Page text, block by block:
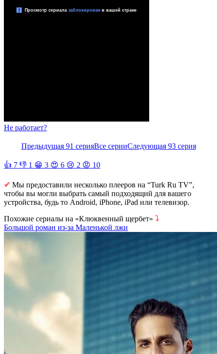
Не работает?
Предыдущая 91 серияВсе серииСледующая 93 серия
👍 7 👎 1 😁 3 😍 6 😢 2 😡 10
✔ Мы предоставили несколько плееров на “Turk Ru TV”,
чтобы вы могли выбрать самый подходящий для вашего
устройства, будь то Android, iPhone, iPad или телевизор.
Похожие сериалы на «Клюквенный щербет» ⤵
Большой роман из-за Маленькой лжи